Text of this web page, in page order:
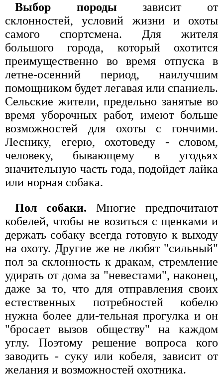
Выбор породы зависит от
склонностей, условий жизни и охоты
самого спортсмена. Для жителя
большого города, который охотится
преимущественно во время отпуска в
летне-осенний период, наилучшим
помощником будет легавая или спаниель.
Сельские жители, предельно занятые во
время уборочных работ, имеют больше
возможностей для охоты с гончими.
Леснику, егерю, охотоведу - словом,
человеку, бывающему в угодьях
значительную часть года, подойдет лайка
или норная собака.
Пол собаки. Многие предпочитают
кобелей, чтобы не возиться с щенками и
держать собаку всегда готовую к выходу
на охоту. Другие же не любят "сильный"
пол за склонность к дракам, стремление
удирать от дома за "невестами", наконец,
даже за то, что для отправления своих
естественных потребностей кобелю
нужна более дли-тельная прогулка и он
"бросает вызов обществу" на каждом
углу. Поэтому решение вопроса кого
заводить - суку или кобеля, зависит от
желания и возможностей охотника.